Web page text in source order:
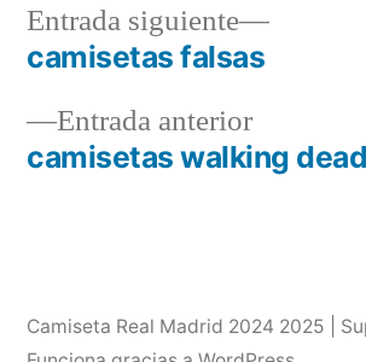
Navegación
deEntrada anteriorEntrada
anterior:
camisetas walking
Entrada siguiente
Entrada
camisetas falsas
Camiseta Real Madrid 2024 2025 |